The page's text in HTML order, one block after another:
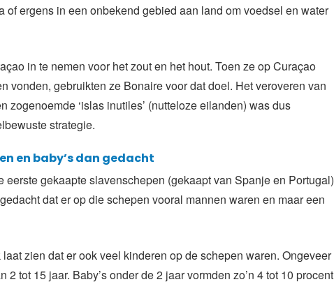
of ergens in een onbekend gebied aan land om voedsel en water
in te nemen voor het zout en het hout. Toen ze op Curaçao
vonden, gebruikten ze Bonaire voor dat doel. Het veroveren van
zogenoemde ‘islas inutiles’ (nutteloze eilanden) was dus
strategie.
en baby’s dan gedacht
eerste gekaapte slavenschepen (gekaapt van Spanje en Portugal)
dat er op die schepen vooral mannen waren en maar een
zien dat er ook veel kinderen op de schepen waren. Ongeveer
2 tot 15 jaar. Baby’s onder de 2 jaar vormden zo’n 4 tot 10 procent